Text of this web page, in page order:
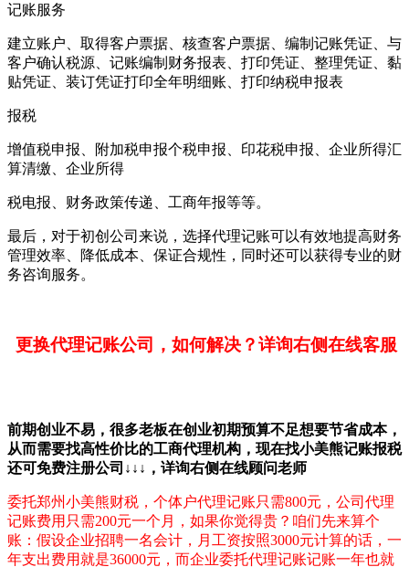
记账服务
建立账户、取得客户票据、核查客户票据、编制记账凭证、与
客户确认税源、记账编制财务报表、打印凭证、整理凭证、黏
贴凭证、装订凭证打印全年明细账、打印纳税申报表
报税
增值税申报、附加税申报个税申报、印花税申报、企业所得汇
算清缴、企业所得
税电报、财务政策传递、工商年报等等。
最后，对于初创公司来说，选择代理记账可以有效地提高财务
管理效率、降低成本、保证合规性，同时还可以获得专业的财
务咨询服务。
更换代理记账公司，如何解决？详询右侧在线客服
前期创业不易，很多老板在创业初期预算不足想要节省成本，
从而需要找高性价比的工商代理机构，现在找小美熊记账报税
还可免费注册公司↓↓↓，详询右侧在线顾问老师
委托郑州小美熊财税，个体户代理记账只需800元，公司代理
记账费用只需200元一个月，如果你觉得贵？咱们先来算个
账：假设企业招聘一名会计，月工资按照3000元计算的话，一
年支出费用就是36000元，而企业委托代理记账记账一年也就